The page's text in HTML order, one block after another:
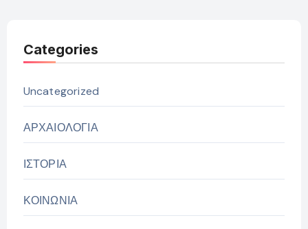
Categories
Uncategorized
ΑΡΧΑΙΟΛΟΓΙΑ
ΙΣΤΟΡΙΑ
ΚΟΙΝΩΝΙΑ